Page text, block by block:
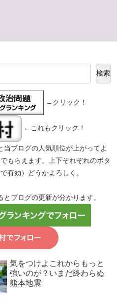
検索
←クリック！
←これもクリック！
当ブログの人気順位が上がってよ
もらえます。上下それぞれのボタ
有効）どうかよろしく。
とブログの更新が分かります。
気をつけよこれからもっと
強いのが？いまだ終わらぬ
熊本地震